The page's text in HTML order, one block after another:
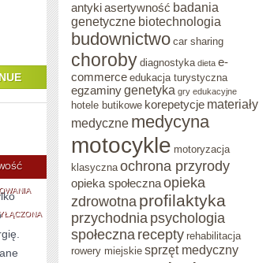
SPRZĘT
I
AKCESORIA
antykiasertywność badania
genetyczne biotechnologia
budownictwo car sharing
choroby diagnostyka dieta e-
commerce edukacja turystyczna
egzaminygenetyka gry edukacyjne
hotele butikowe korepetycje materiały
medyczne medycyna
motocykle motoryzacja
klasyczna ochrona przyrody
opieka społecznaopieka
zdrowotna profilaktyka
przychodnia psychologia
społeczna recepty rehabilitacja
rowery miejskie sprzęt medyczny